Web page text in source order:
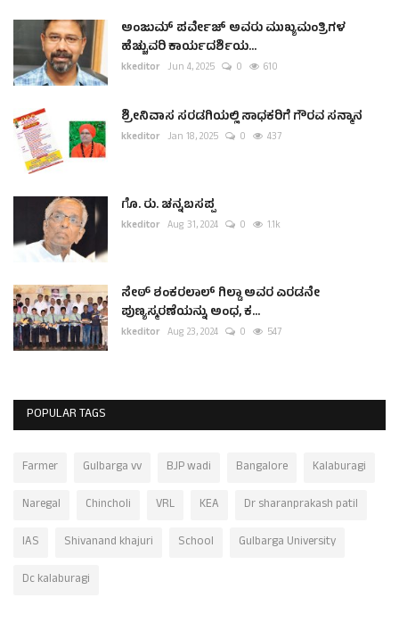
ಅಂಜುಮ್ ಪರ್ವೇಜ್ ಅವರು ಮುಖ್ಯಮಂತ್ರಿಗಳ
ಹೆಚ್ಚುವರಿ ಕಾರ್ಯದರ್ಶಿಯ...
kkeditor Jun 4, 2025 0 610
ಶ್ರೀನಿವಾಸ ಸರಡಗಿಯಲ್ಲಿ ಸಾಧಕರಿಗೆ ಗೌರವ ಸನ್ಮಾನ
kkeditor Jan 18, 2025 0 437
ಗೊ. ರು. ಚನ್ನಬಸಪ್ಪ
kkeditor Aug 31, 2024 0 1.1k
ಸೇಠ್ ಶಂಕರಲಾಲ್ ಗಿಲ್ಡಾ ಅವರ ಎರಡನೇ
ಪುಣ್ಯಸ್ಮರಣೆಯನ್ನು ಅಂಧ, ಕ...
kkeditor Aug 23, 2024 0 547
POPULAR TAGS
Farmer Gulbarga vv BJP wadi Bangalore
Kalaburagi
Naregal
Chincholi VRL KEA
Dr sharanprakash patil
IAS
Shivanand khajuri School
Gulbarga University
Dc kalaburagi